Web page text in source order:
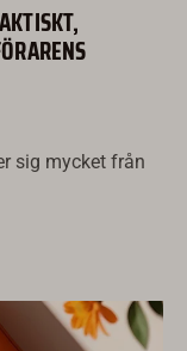
sig mycket från